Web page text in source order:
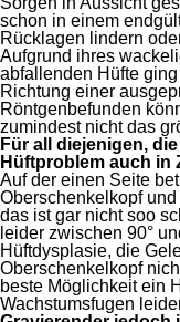
schon in einem
Rücklagen lindern
Aufgrund ihres
abfallenden Hüfte
Richtung einer
Röntgenbefunden
zumindest nicht das
Für all diejenigen,
Hüftproblem auch in
Auf der einen Seite
Oberschenkelkopf
das ist gar nicht soo
leider zwischen 90°
Hüftdysplasie, die
Oberschenkelkopf
beste Möglichkeit ein
Wachstumsfugen